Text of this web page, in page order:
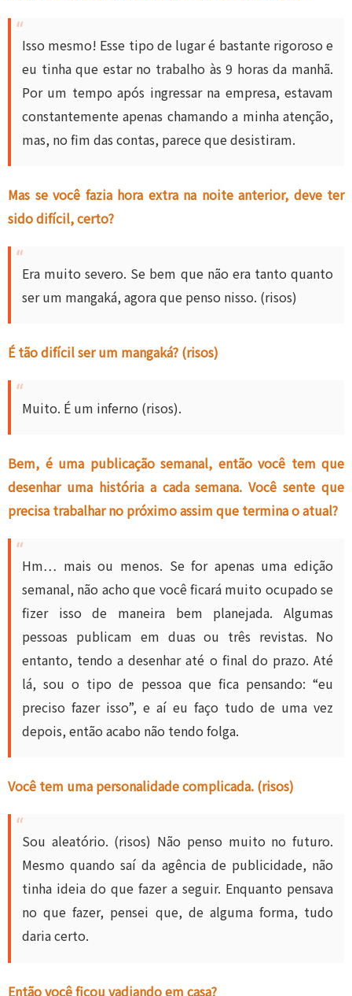
Isso mesmo! Esse tipo de lugar é bastante rigoroso e
eu tinha que estar no trabalho às 9 horas da manhã.
Por um tempo após ingressar na empresa, estavam
constantemente apenas chamando a minha atenção,
mas, no fim das contas, parece que desistiram.
Mas se você fazia hora extra na noite anterior, deve ter
sido difícil, certo?
Era muito severo. Se bem que não era tanto quanto
ser um mangaká, agora que penso nisso. (risos)
É tão difícil ser um mangaká? (risos)
Muito. É um inferno (risos).
Bem, é uma publicação semanal, então você tem que
desenhar uma história a cada semana. Você sente que
precisa trabalhar no próximo assim que termina o atual?
Hm… mais ou menos. Se for apenas uma edição
semanal, não acho que você ficará muito ocupado se
fizer isso de maneira bem planejada. Algumas
pessoas publicam em duas ou três revistas. No
entanto, tendo a desenhar até o final do prazo. Até
lá, sou o tipo de pessoa que fica pensando: “eu
preciso fazer isso”, e aí eu faço tudo de uma vez
depois, então acabo não tendo folga.
Você tem uma personalidade complicada. (risos)
Sou aleatório. (risos) Não penso muito no futuro.
Mesmo quando saí da agência de publicidade, não
tinha ideia do que fazer a seguir. Enquanto pensava
no que fazer, pensei que, de alguma forma, tudo
daria certo.
Então você ficou vadiando em casa?